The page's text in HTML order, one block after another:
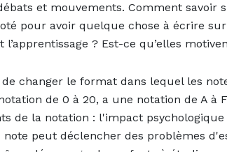
et mouvements. Comment savoir
pour avoir quelque chose à écrire
l’apprentissage ? Est-ce qu’elles
changer le format dans lequel les
de 0 à 20, a une notation de A à
de la notation : l'impact
note peut déclencher des problèmes